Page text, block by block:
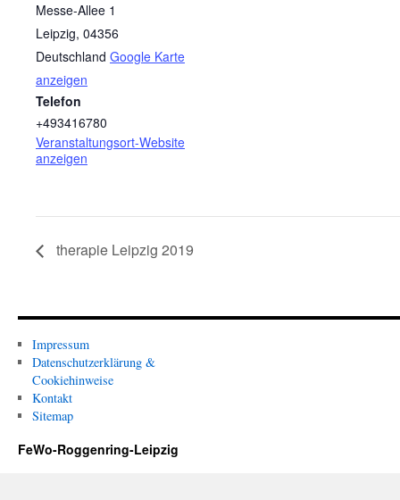
Messe-Allee 1
Leipzig, 04356
Deutschland Google Karte
anzeigen
Telefon
+493416780
Veranstaltungsort-Website
anzeigen
therapie Leipzig 2019
Impressum
Datenschutzerklärung &
Cookiehinweise
Kontakt
Sitemap
FeWo-Roggenring-Leipzig